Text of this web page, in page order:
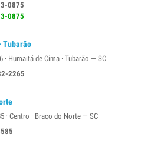
0875
0875
Tubarão
Humaitá de Cima · Tubarão — SC
2265
· Centro · Braço do Norte — SC